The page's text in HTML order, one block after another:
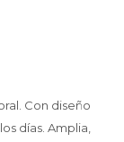
Con diseño
días. Amplia,